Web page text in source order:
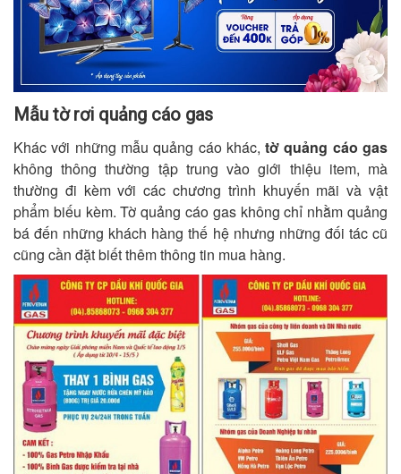
Mẫu tờ rơi quảng cáo gas
Khác với những mẫu quảng cáo khác,tờ quảng cáo gas
không thông thường tập trung vào giới thiệu item, mà
thường đi kèm với các chương trình khuyến mãi và vật
phẩm biếu kèm. Tờ quảng cáo gas không chỉ nhằm quảng
bá đến những khách hàng thế hệ nhưng những đối tác cũ
cũng cần đặt biết thêm thông tin mua hàng.